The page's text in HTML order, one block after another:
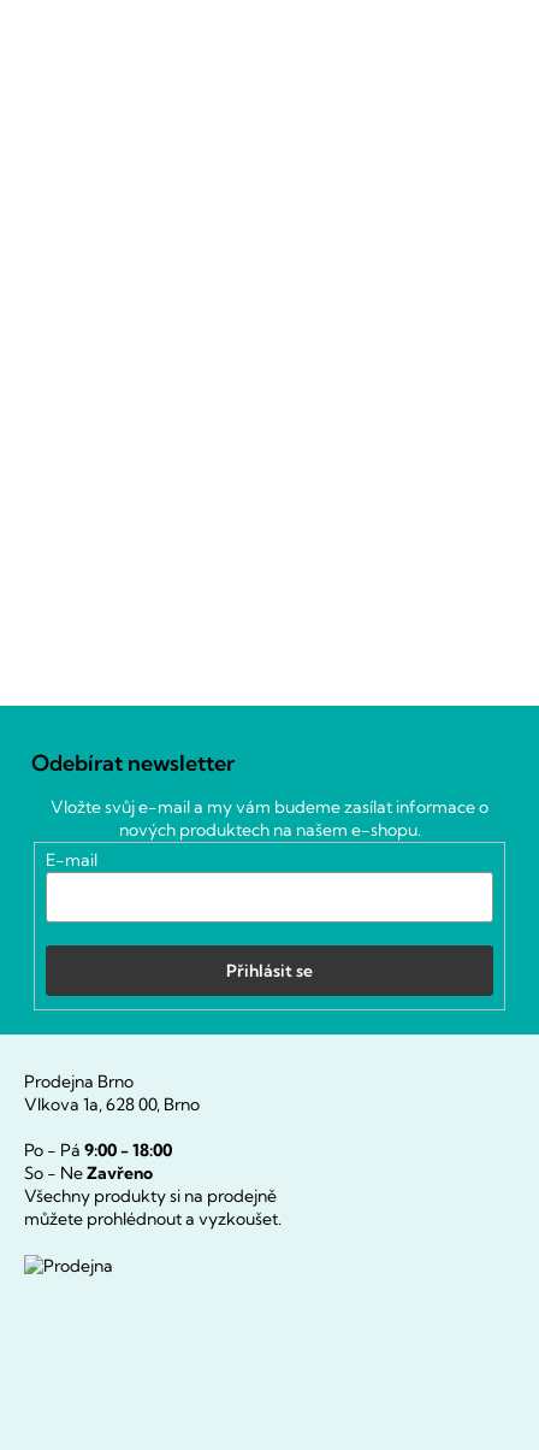
Odebírat newsletter
Vložte svůj e-mail a my vám budeme zasílat informace o
nových produktech na našem e-shopu.
E-mail
Přihlásit se
Prodejna Brno
Vlkova 1a, 628 00, Brno
Po - Pá 9:00 - 18:00
So - NeZavřeno
Všechny produkty si na prodejně
můžete prohlédnout a vyzkoušet.